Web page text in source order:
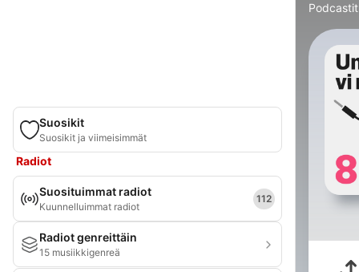
Suosikit
Suosikit ja viimeisimmät
Radiot
Suosituimmat radiot
Kuunnelluimmat radiot
112
Radiot genreittäin
15 musiikkigenreä
Podcastit